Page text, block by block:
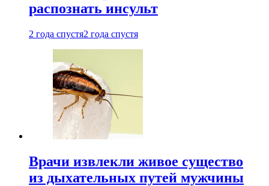
распознать инсульт
2 года спустя2 года спустя
Врачи извлекли живое существо
из дыхательных путей мужчины